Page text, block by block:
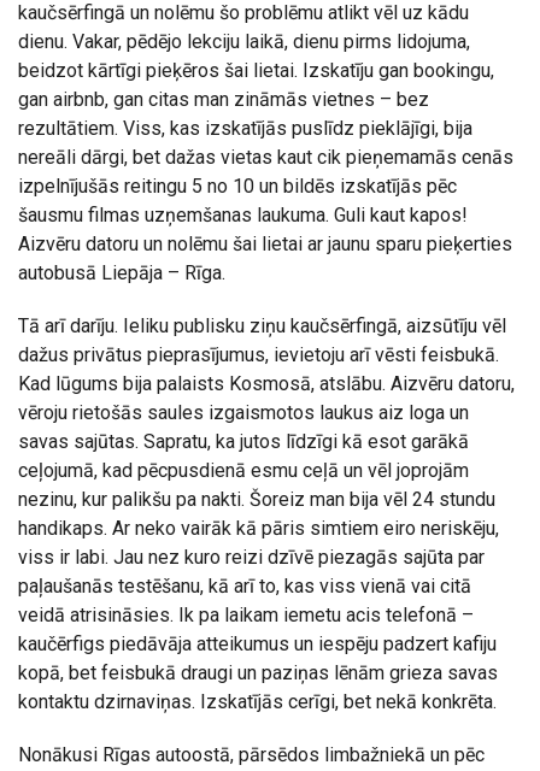
kaučsērfingā un nolēmu šo problēmu atlikt vēl uz kādu
dienu. Vakar, pēdējo lekciju laikā, dienu pirms lidojuma,
beidzot kārtīgi pieķēros šai lietai. Izskatīju gan bookingu,
gan airbnb, gan citas man zināmās vietnes – bez
rezultātiem. Viss, kas izskatījās puslīdz pieklājīgi, bija
nereāli dārgi, bet dažas vietas kaut cik pieņemamās cenās
izpelnījušās reitingu 5 no 10 un bildēs izskatījās pēc
šausmu filmas uzņemšanas laukuma. Guli kaut kapos!
Aizvēru datoru un nolēmu šai lietai ar jaunu sparu pieķerties
autobusā Liepāja – Rīga.
Tā arī darīju. Ieliku publisku ziņu kaučsērfingā, aizsūtīju vēl
dažus privātus pieprasījumus, ievietoju arī vēsti feisbukā.
Kad lūgums bija palaists Kosmosā, atslābu. Aizvēru datoru,
vēroju rietošās saules izgaismotos laukus aiz loga un
savas sajūtas. Sapratu, ka jutos līdzīgi kā esot garākā
ceļojumā, kad pēcpusdienā esmu ceļā un vēl joprojām
nezinu, kur palikšu pa nakti. Šoreiz man bija vēl 24 stundu
handikaps. Ar neko vairāk kā pāris simtiem eiro neriskēju,
viss ir labi. Jau nez kuro reizi dzīvē piezagās sajūta par
paļaušanās testēšanu, kā arī to, kas viss vienā vai citā
veidā atrisināsies. Ik pa laikam iemetu acis telefonā –
kaučērfigs piedāvāja atteikumus un iespēju padzert kafiju
kopā, bet feisbukā draugi un paziņas lēnām grieza savas
kontaktu dzirnaviņas. Izskatījās cerīgi, bet nekā konkrēta.
Nonākusi Rīgas autoostā, pārsēdos limbažniekā un pēc